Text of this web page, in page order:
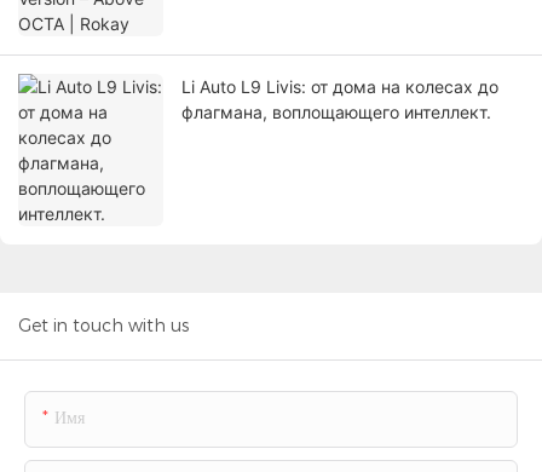
Li Auto L9 Livis: от дома на колесах до
флагмана, воплощающего интеллект.
Get in touch with us
Имя